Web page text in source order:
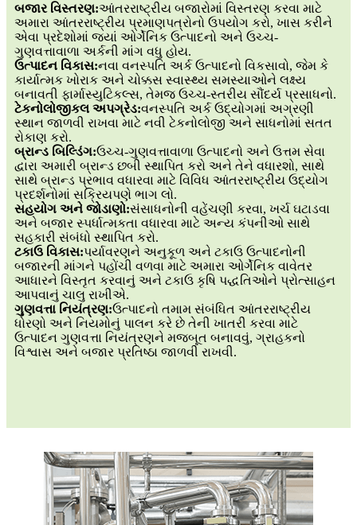
બજાર વિસ્તરણ:આંતરરાષ્ટ્રીય બજારોમાં વિસ્તરણ કરવા માટે
અમારા આંતરરાષ્ટ્રીય પ્રમાણપત્રોનો ઉપયોગ કરો, ખાસ કરીને
એવા પ્રદેશોમાં જ્યાં ઓર્ગેનિક ઉત્પાદનો અને ઉચ્ચ-
ગુણવત્તાવાળા અર્કની માંગ વધુ હોય.
ઉત્પાદન વિકાસ:નવા વનસ્પતિ અર્ક ઉત્પાદનો વિકસાવો, જેમ કે
કાર્યાત્મક ખોરાક અને ચોક્કસ સ્વાસ્થ્ય સમસ્યાઓને લક્ષ્ય
બનાવતી ફાર્માસ્યુટિકલ્સ, તેમજ ઉચ્ચ-સ્તરીય સૌંદર્ય પ્રસાધનો.
ટેકનોલોજીકલ અપગ્રેડ:વનસ્પતિ અર્ક ઉદ્યોગમાં અગ્રણી
સ્થાન જાળવી રાખવા માટે નવી ટેકનોલોજી અને સાધનોમાં સતત
રોકાણ કરો.
બ્રાન્ડ બિલ્ડિંગ:ઉચ્ચ-ગુણવત્તાવાળા ઉત્પાદનો અને ઉત્તમ સેવા
દ્વારા અમારી બ્રાન્ડ છબી સ્થાપિત કરો અને તેને વધારશો, સાથે
સાથે બ્રાન્ડ પ્રભાવ વધારવા માટે વિવિધ આંતરરાષ્ટ્રીય ઉદ્યોગ
પ્રદર્શનોમાં સક્રિયપણે ભાગ લો.
સહયોગ અને જોડાણો:સંસાધનોની વહેંચણી કરવા, ખર્ચ ઘટાડવા
અને બજાર સ્પર્ધાત્મકતા વધારવા માટે અન્ય કંપનીઓ સાથે
સહકારી સંબંધો સ્થાપિત કરો.
ટકાઉ વિકાસ:પર્યાવરણને અનુકૂળ અને ટકાઉ ઉત્પાદનોની
બજારની માંગને પહોંચી વળવા માટે અમારા ઓર્ગેનિક વાવેતર
આધારને વિસ્તૃત કરવાનું અને ટકાઉ કૃષિ પદ્ધતિઓને પ્રોત્સાહન
આપવાનું ચાલુ રાખીએ.
ગુણવત્તા નિયંત્રણ:ઉત્પાદનો તમામ સંબંધિત આંતરરાષ્ટ્રીય
ધોરણો અને નિયમોનું પાલન કરે છે તેની ખાતરી કરવા માટે
ઉત્પાદન ગુણવત્તા નિયંત્રણને મજબૂત બનાવવું, ગ્રાહકનો
વિશ્વાસ અને બજાર પ્રતિષ્ઠા જાળવી રાખવી.